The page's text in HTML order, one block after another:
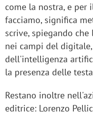
come la nostra, e
facciamo, significa
scrive, spiegando
nei campi del
dell'intelligenza
la presenza delle
Restano inoltre
editrice: Lorenzo